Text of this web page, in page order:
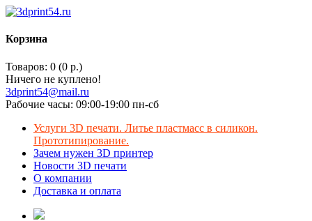
Корзина
Товаров: 0 (0 р.)
Ничего не куплено!
3dprint54@mail.ru
Рабочие часы: 09:00-19:00 пн-сб
Услуги 3D печати. Литье пластмасс в силикон.
Прототипирование.
Зачем нужен 3D принтер
Новости 3D печати
О компании
Доставка и оплата